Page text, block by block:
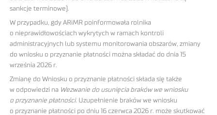
sankcje terminowe).
W przypadku, gdy ARiMR poinformowała rolnika
o nieprawidłowościach wykrytych w ramach kontroli
administracyjnych lub systemu monitorowania obszarów, zmiany
do wniosku o przyznanie płatności można składać do dnia 15
września 2026 r.
Zmianę do Wniosku o przyznanie płatności składa się także
w odpowiedzi na Wezwanie do usunięcia braków we wniosku
o przyznanie płatności. Uzupełnienie braków we wniosku
o przyznanie płatności po dniu 16 czerwca 2026 r. może skutkować